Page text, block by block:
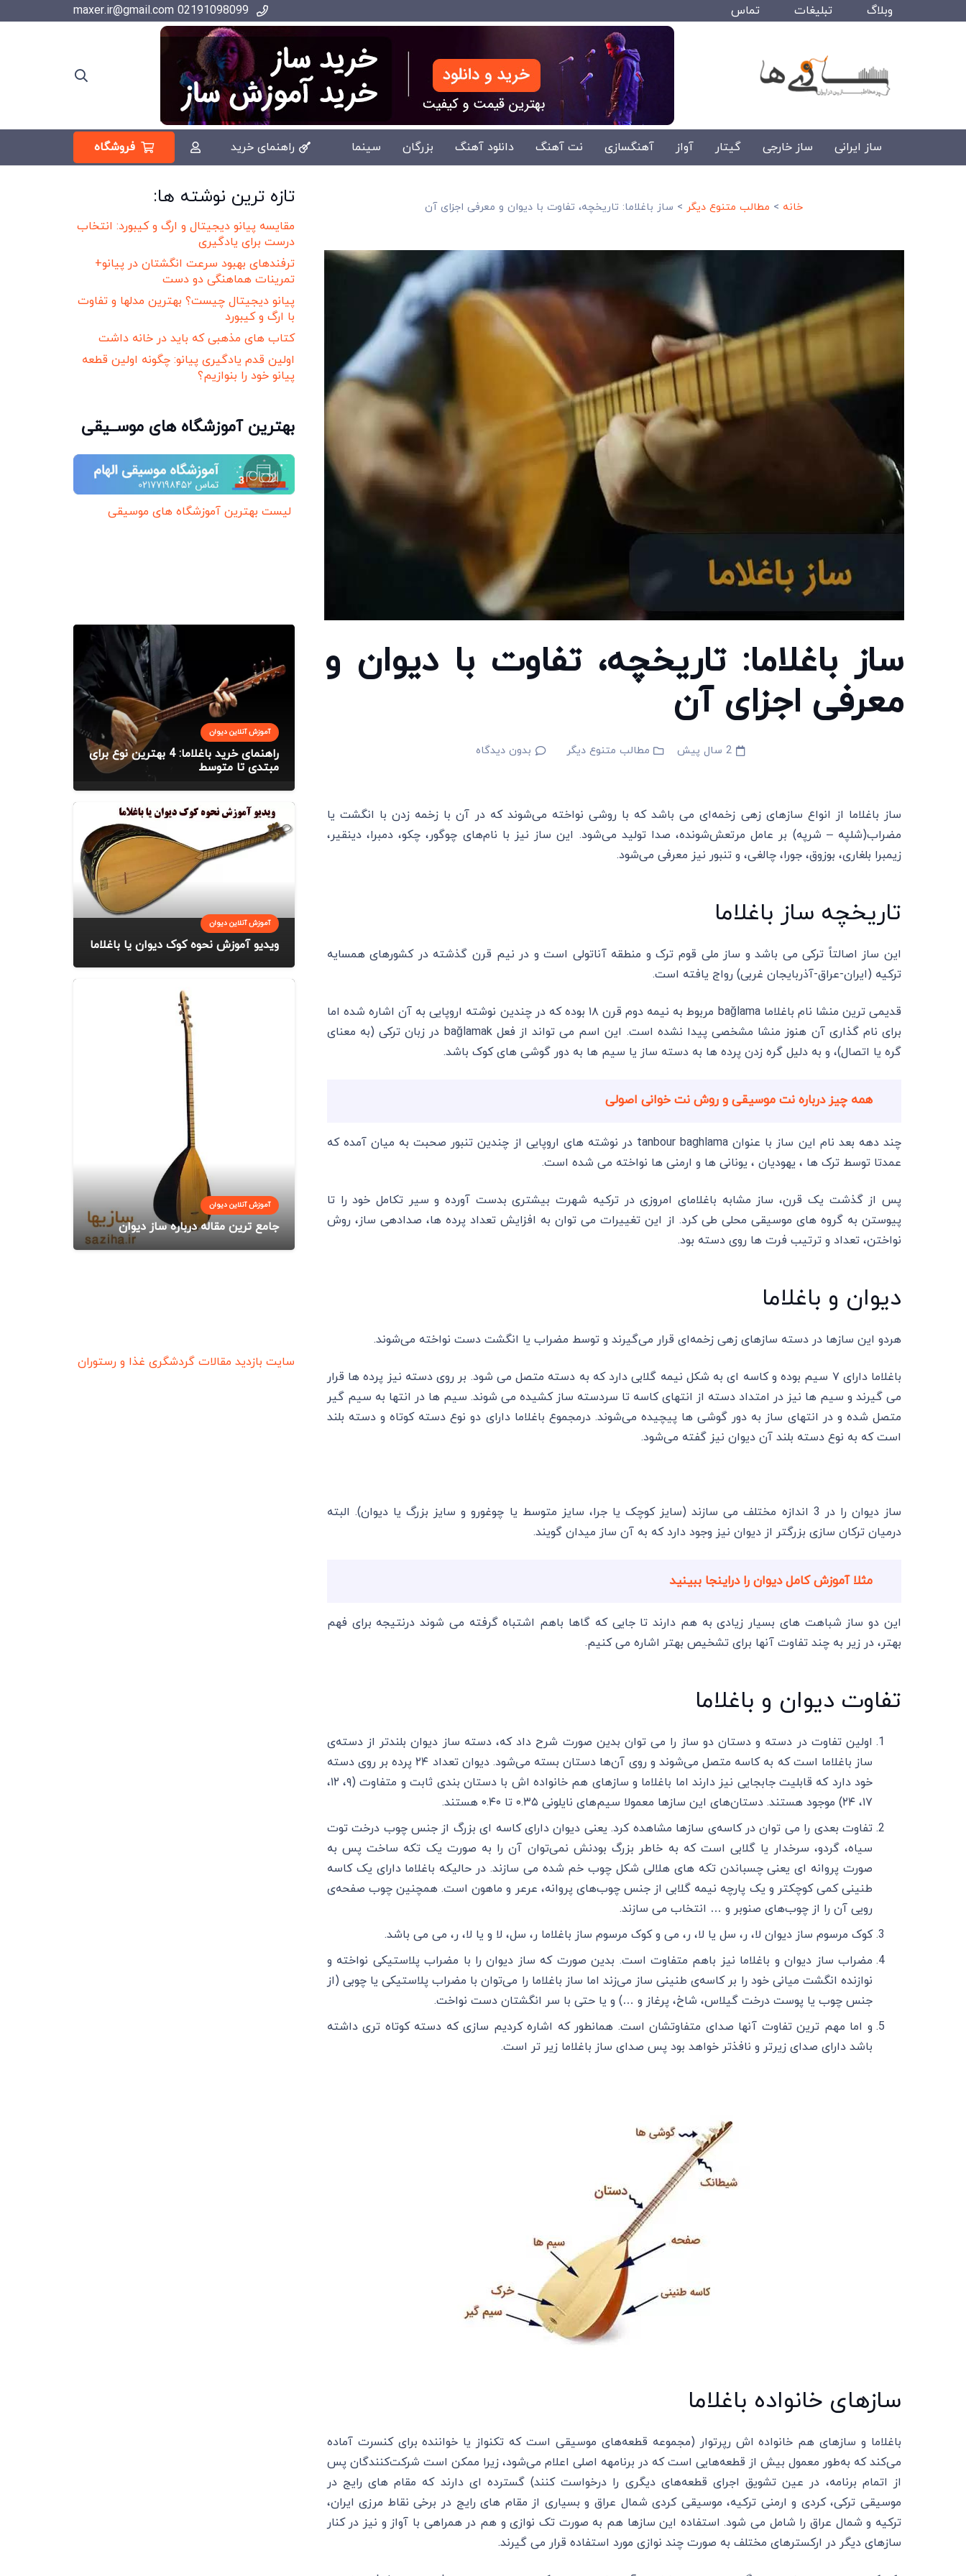
وبلاگ تبلیغات تماس
ساز ایرانی ساز خارجی گیتار آواز آهنگسازی نت آهنگ دانلود آهنگ بزرگان سینما راهنمای خرید فروشگاه
خانه > مطالب متنوع دیگر> ساز باغلاما: تاریخچه، تفاوت با دیوان و معرفی اجزای آن
ساز باغلاما: تاریخچه، تفاوت با دیوان و
معرفی اجزای آن
2 سال پیش مطالب متنوع دیگر بدون دیدگاه
ساز باغلاما از انواع سازهای زهی زخمه‌ای می باشد که با روشی نواخته می‌شوند که در آن با زخمه زدن با انگشت یا
مضراب(شلپه – شرپه) بر عامل مرتعش‌شونده، صدا تولید می‌شود. این ساز نیز با نام‌های چوگور، چکو، دمبرا، دینقیر،
زیمبرا بلغاری، بوزوق، جورا، چالغی، و تنبور نیز معرفی می‌شود.
تاریخچه ساز باغلاما
این ساز اصالتاً ترکی می باشد و ساز ملی قوم ترک و منطقه آناتولی است و در نیم قرن گذشته در کشورهای همسایه
ترکیه (ایران-عراق-آذربایجان غربی) رواج یافته است.
قدیمی ترین منشا نام باغلاما bağlama مربوط به نیمه دوم قرن ۱۸ بوده که در چندین نوشته اروپایی به آن اشاره شده اما
برای نام گذاری آن هنوز منشا مشخصی پیدا نشده است. این اسم می تواند از فعل bağlamak در زبان ترکی (به معنای
گره یا اتصال)، و به دلیل گره زدن پرده ها به دسته ساز یا سیم ها به دور گوشی های کوک باشد.
همه چیز درباره نت موسیقی و روش نت خوانی اصولی
چند دهه بعد نام این ساز با عنوان tanbour baghlama در نوشته های اروپایی از چندین تنبور صحبت به میان آمده که
عمدتا توسط ترک ها ، یهودیان ، یونانی ها و ارمنی ها نواخته می شده است.
پس از گذشت یک قرن، ساز مشابه باغلامای امروزی در ترکیه شهرت بیشتری بدست آورده و سیر تکامل خود را تا
پیوستن به گروه های موسیقی محلی طی کرد. از این تغییرات می توان به افزایش تعداد پرده ها، صدادهی ساز، روش
نواختن، تعداد و ترتیب فرت ها روی دسته بود.
دیوان و باغلاما
هردو این سازها در دسته ساز‌های زهی زخمه‌ای قرار می‌گیرند و توسط مضراب یا انگشت دست نواخته می‌شوند.
باغلاما دارای ۷ سیم بوده و کاسه ای به شکل نیمه گلابی دارد که به دسته متصل می شود. بر روی دسته نیز پرده ها قرار
می گیرند و سیم ها نیز در امتداد دسته از انتهای کاسه تا سردسته ساز کشیده می شوند. سیم ها در انتها به سیم گیر
متصل شده و در انتهای ساز به دور گوشی ها پیچیده می‌شوند. درمجموع باغلاما دارای دو نوع دسته کوتاه و دسته بلند
است که به نوع دسته بلند آن دیوان نیز گفته می‌شود.
ساز دیوان را در 3 اندازه‌ مختلف می سازند (سایز کوچک یا جرا، سایز متوسط یا چوغورو و سایز بزرگ یا دیوان). البته
درمیان ترکان سازی بزرگتر از دیوان نیز وجود دارد که به آن ساز میدان گویند.
مثلا آموزش کامل دیوان را دراینجا ببینید
این دو ساز شباهت های بسیار زیادی به هم دارند تا جایی که گاها باهم اشتباه گرفته می شوند درنتیجه برای فهم
بهتر، در زیر به چند تفاوت آنها برای تشخیص بهتر اشاره می کنیم.
تفاوت دیوان و باغلاما
اولین تفاوت در دسته و دستان دو ساز را می توان بدین صورت شرح داد که، دسته ساز دیوان بلند‌تر از دسته‌ی
ساز باغلاما است که به کاسه متصل می‌شوند و روی آن‌ها دستان بسته می‌شود. دیوان تعداد ۲۴ پرده بر روی دسته
خود دارد که قابلیت جابجایی نیز دارند اما باغلاما و ساز‌های هم خانواده اش با دستان بندی ثابت و متفاوت (۹، ۱۲،
۱۷، ۲۴) موجود هستند. دستان‌های این ساز‌ها معمولا سیم‌های نایلونی ۰.۳۵ تا ۰.۴۰ هستند.
تفاوت بعدی را می توان در کاسه‌ی سازها مشاهده کرد. یعنی دیوان دارای کاسه ا‌ی بزرگ از جنس چوب درخت توت
سیاه، گردو، سرخدار یا گلابی است که به خاطر بزرگ بودنش نمی‌توان آن را به صورت یک تکه ساخت پس به
صورت پروانه ای یعنی چسباندن تکه های هلالی شکل چوب خم شده می سازند. در حالیکه باغلاما دارای یک کاسه
طنینی کمی کوچکتر و یک پارچه نیمه گلابی از جنس چوب‌های پروانه، عرعر و ماهون است. همچنین چوب صفحه‌ی
رویی آن را از چوب‌های صنوبر و … انتخاب می سازند.
کوک مرسوم ساز دیوان لا، ر، سل یا لا، ر، می و کوک مرسوم ساز باغلاما ر، سل، لا و یا لا، ر، می می باشد.
مضراب ساز دیوان و باغلاما نیز باهم متفاوت است. بدین صورت که ساز دیوان را با مضراب پلاستیکی نواخته و
نوازنده انگشت میانی خود را بر کاسه‌ی طنینی ساز می‌زند اما ساز باغلاما را می‌توان با مضراب پلاستیکی یا چوبی (از
جنس چوب یا پوست درخت گیلاس، شاخ، پرغاز و …) و یا حتی با سر انگشتان دست نواخت.
و اما مهم ترین تفاوت آنها صدای متفاوتشان است. همانطور که اشاره کردیم سازی که دسته کوتاه تری داشته
باشد دارای صدای زیر‌تر و نافذ‌تر خواهد بود پس صدای ساز باغلاما زیر تر است.
سازهای خانواده باغلاما
باغلاما و سازهای هم خانواده اش رپرتوار (مجموعه قطعه‌های موسیقی است که تکنواز یا خواننده برای کنسرت آماده
می‌کند که به‌طور معمول بیش از قطعه‌هایی است که در برنامهه اصلی اعلام می‌شود، زیرا ممکن است شرکت‌کنندگان پس
از اتمام برنامه، در عین تشویق اجرای قطعه‌های دیگری را درخواست کنند) گسترده ای دارند که مقام های رایج در
موسیقی ترکی، کردی و ارمنی ترکیه، موسیقی کردی شمال عراق و بسیاری از مقام های رایج در برخی نقاط مرزی ایران،
ترکیه و شمال عراق را شامل می شود. استفاده این سازها هم به صورت تک نوازی و هم در همراهی با آواز و نیز در کنار
سازهای دیگر در ارکسترهای مختلف به صورت چند نوازی مورد استفاده قرار می گیرند.
تازه ترین نوشته ها:
مقایسه پیانو دیجیتال و ارگ و کیبورد: انتخاب
درست برای یادگیری
ترفندهای بهبود سرعت انگشتان در پیانو+
تمرینات هماهنگی دو دست
پیانو دیجیتال چیست؟ بهترین مدلها و تفاوت
با ارگ و کیبورد
کتاب های مذهبی که باید در خانه داشت
اولین قدم یادگیری پیانو: چگونه اولین قطعه
پیانو خود را بنوازیم؟
بهترین آموزشگاه های موســیقی
لیست بهترین آموزشگاه های موسیقی
آموزش آنلاین دیوان
راهنمای خرید باغلاما: 4 بهترین نوع برای
مبتدی تا متوسط
آموزش آنلاین دیوان
ویدیو آموزش نحوه کوک دیوان یا باغلاما
آموزش آنلاین دیوان
جامع ترین مقاله درباره ساز دیوان
سایت بازدید مقالات گردشگری غذا و رستوران